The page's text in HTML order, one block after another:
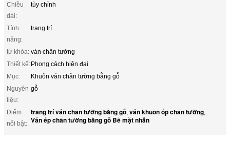
Chiều
dài:
tùy chỉnh
Tính
năng:
trang trí
từ khóa: ván chân tường
Thiết kế:Phong cách hiện đại
Mục:
Khuôn ván chân tường bằng gỗ
Nguyên
liệu:
gỗ
Điểm
nổi bật:
trang trí ván chân tường bằng gỗ, ván khuôn ốp chân tường,
Ván ép chân tường bằng gỗ Bề mặt nhẵn